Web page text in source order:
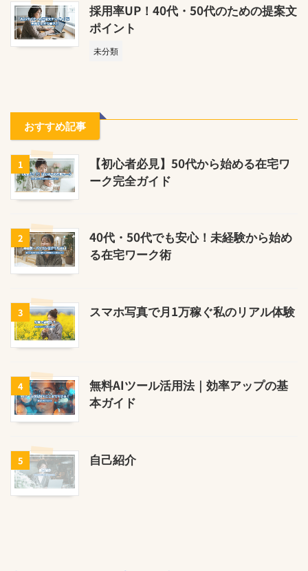
採用率UP！40代・50代のための提案文
ポイント
未分類
おすすめ記事
1
【初心者必見】50代から始める在宅ワ
ーク完全ガイド
2
40代・50代でも安心！未経験から始め
る在宅ワーク術
3 スマホ写真で月1万稼ぐ私のリアル体験
4
無料AIツール活用法｜効率アップの基
本ガイド
5 自己紹介